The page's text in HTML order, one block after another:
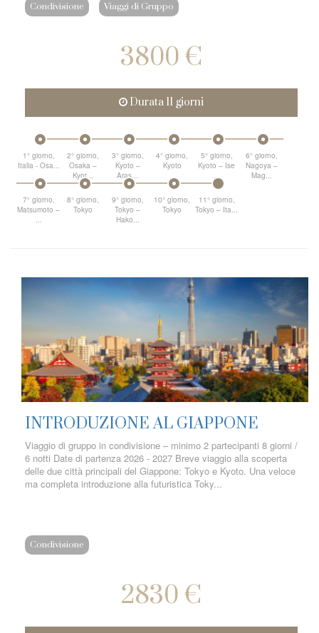
Condivisione Viaggi di Gruppo
3800 €
Durata 11 giorni
1° giorno,
Italia - Osa...
2° giorno,
Osaka –
Kyot...
3° giorno,
Kyoto –
Aras...
4° giorno,
Kyoto
5° giorno,
Kyoto – Ise
...
6° giorno,
Nagoya –
Mag...
7° giorno,
Matsumoto –
...
8° giorno,
Tokyo
9° giorno,
Tokyo –
Hako...
10° giorno,
Tokyo
11° giorno,
Tokyo – Ita...
INTRODUZIONE AL GIAPPONE
Viaggio di gruppo in condivisione – minimo 2 partecipanti 8 giorni /
6 notti Date di partenza 2026 - 2027 Breve viaggio alla scoperta
delle due città principali del Giappone: Tokyo e Kyoto. Una veloce
ma completa introduzione alla futuristica Toky...
Condivisione
2830 €